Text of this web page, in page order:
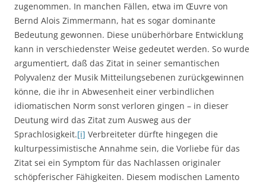
zugenommen. In manchen Fällen, etwa im Œuvre von
Bernd Alois Zimmermann, hat es sogar dominante
Bedeutung gewonnen. Diese unüberhörbare Entwicklung
kann in verschiedenster Weise gedeutet werden. So wurde
argumentiert, daß das Zitat in seiner semantischen
Polyvalenz der Musik Mitteilungsebenen zurückgewinnen
könne, die ihr in Abwesenheit einer verbindlichen
idiomatischen Norm sonst verloren gingen – in dieser
Deutung wird das Zitat zum Ausweg aus der
Sprachlosigkeit.[i] Verbreiteter dürfte hingegen die
kulturpessimistische Annahme sein, die Vorliebe für das
Zitat sei ein Symptom für das Nachlassen originaler
schöpferischer Fähigkeiten. Diesem modischen Lamento